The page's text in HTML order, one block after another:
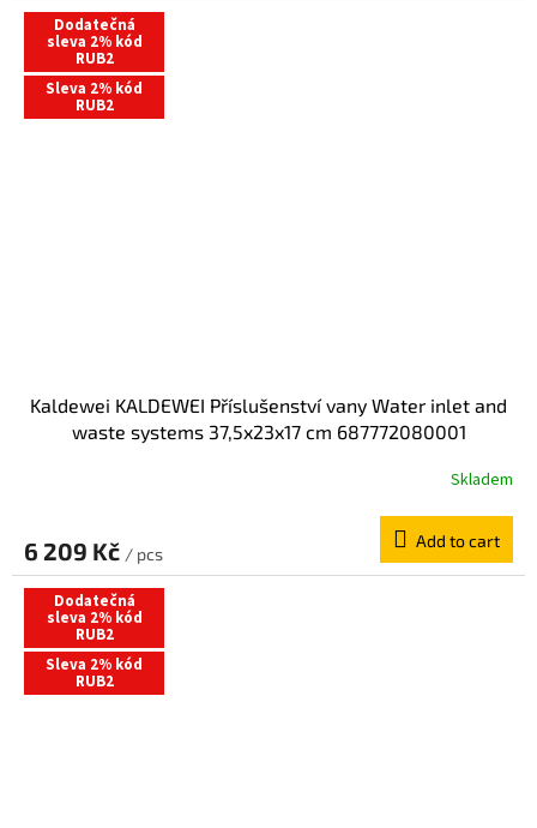
Dodatečná
sleva 2% kód
RUB2
Sleva 2% kód
RUB2
Kaldewei KALDEWEI Příslušenství vany Water inlet and
waste systems 37,5x23x17 cm 687772080001
Skladem
6 209 Kč / pcs
Add to cart
Dodatečná
sleva 2% kód
RUB2
Sleva 2% kód
RUB2